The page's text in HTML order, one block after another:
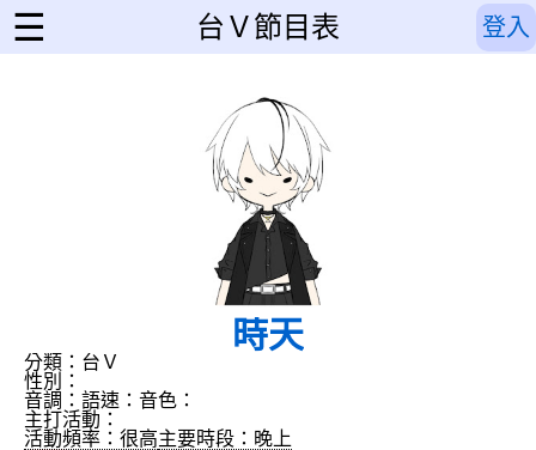
☰ 台Ｖ節目表 登入
時天
分類：台Ｖ
性別：
音調： 語速： 音色：
主打活動：
活動頻率：很高主要時段：晚上